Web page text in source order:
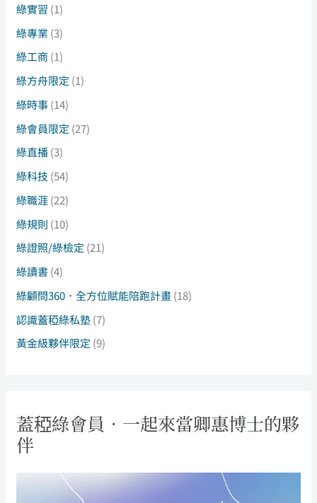
綠實習 (1)
綠專業 (3)
綠工商 (1)
綠方舟限定 (1)
綠時事(14)
綠會員限定 (27)
綠直播(3)
綠科技 (54)
綠職涯(22)
綠規則 (10)
綠證照/綠檢定 (21)
綠讀書(4)
綠顧問360．全方位賦能陪跑計畫(18)
認識蓋稏綠私塾(7)
黃金級夥伴限定 (9)
蓋稏綠會員．一起來當卿惠博士的夥
伴